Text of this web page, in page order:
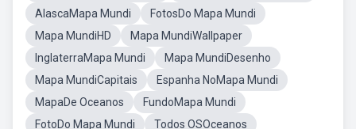
AlascaMapa Mundi
FotosDo Mapa Mundi
Mapa MundiHD
Mapa MundiWallpaper
InglaterraMapa Mundi
Mapa MundiDesenho
Mapa MundiCapitais
Espanha NoMapa Mundi
MapaDe Oceanos
FundoMapa Mundi
FotoDo Mapa Mundi
Todos OSOceanos